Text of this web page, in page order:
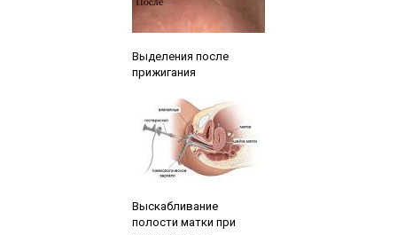
Выделения после
прижигания
Выскабливание
полости матки при